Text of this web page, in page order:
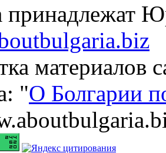
принадлежат
материалов
"О Болгарии